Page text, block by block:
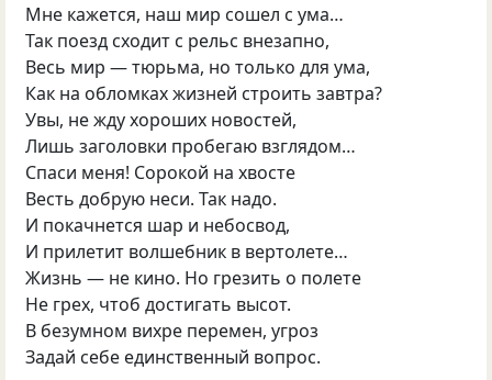
Мне кажется, наш мир сошел с ума…
Так поезд сходит с рельс внезапно,
Весь мир — тюрьма, но только для ума,
Как на обломках жизней строить завтра?
Увы, не жду хороших новостей,
Лишь заголовки пробегаю взглядом…
Спаси меня! Сорокой на хвосте
Весть добрую неси. Так надо.
И покачнется шар и небосвод,
И прилетит волшебник в вертолете…
Жизнь — не кино. Но грезить о полете
Не грех, чтоб достигать высот.
В безумном вихре перемен, угроз
Задай себе единственный вопрос.